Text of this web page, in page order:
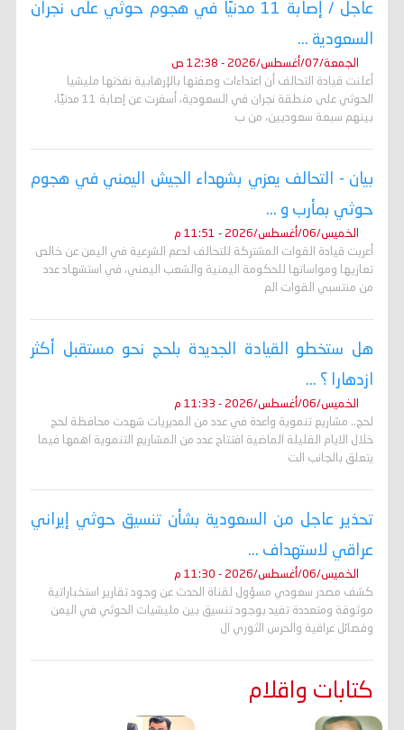
عاجل / إصابة 11 مدنيًا في هجوم حوثي على نجران
السعودية ...
الجمعة/07/أغسطس/2026 - 12:38 ص
أعلنت قيادة التحالف أن اعتداءات وصفتها بالإرهابية نفذتها مليشيا
الحوثي على منطقة نجران في السعودية، أسفرت عن إصابة 11 مدنيًا،
بينهم سبعة سعوديين، من ب
بيان - التحالف يعزي بشهداء الجيش اليمني في هجوم
حوثي بمأرب و ...
الخميس/06/أغسطس/2026 - 11:51 م
أعربت قيادة القوات المشتركة للتحالف لدعم الشرعية في اليمن عن خالص
تعازيها ومواساتها للحكومة اليمنية والشعب اليمني، في استشهاد عدد
من منتسبي القوات الم
هل ستخطو القيادة الجديدة بلحج نحو مستقبل أكثر
ازدهارا ؟ ...
الخميس/06/أغسطس/2026 - 11:33 م
لحج.. مشاريع تنموية واعدة في عدد من المديريات شهدت محافظة لحج
خلال الايام القليلة الماضية افتتاح عدد من المشاريع التنموية اهمها فيما
يتعلق بالجانب الت
تحذير عاجل من السعودية بشأن تنسيق حوثي إيراني
عراقي لاستهداف ...
الخميس/06/أغسطس/2026 - 11:30 م
كشف مصدر سعودي مسؤول لقناة الحدث عن وجود تقارير استخباراتية
موثوقة ومتعددة تفيد بوجود تنسيق بين مليشيات الحوثي في اليمن
وفصائل عراقية والحرس الثوري ال
كتابات واقلام